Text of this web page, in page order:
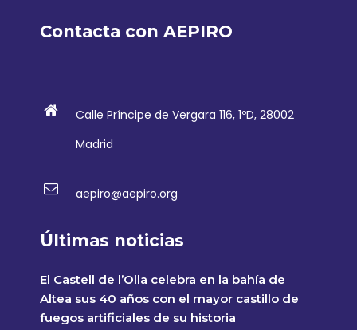
Contacta con AEPIRO
Calle Príncipe de Vergara 116, 1ºD, 28002
Madrid
aepiro@aepiro.org
Últimas noticias
El Castell de l’Olla celebra en la bahía de
Altea sus 40 años con el mayor castillo de
fuegos artificiales de su historia